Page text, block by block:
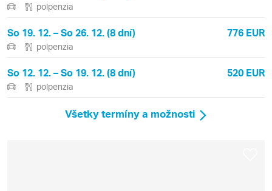
polpenzia
So 19. 12. – So 26. 12. (8 dní) 776 EUR
polpenzia
So 12. 12. – So 19. 12. (8 dní) 520 EUR
polpenzia
Všetky termíny a možnosti